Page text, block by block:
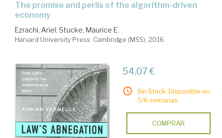
the promise and perils of the algorithm-driven
economy
Ezrachi, Ariel; Stucke, Maurice E.
Harvard University Press. Cambridge (MSS), 2016
54,07 €
Sin Stock. Disponible en
5/6 semanas.
COMPRAR